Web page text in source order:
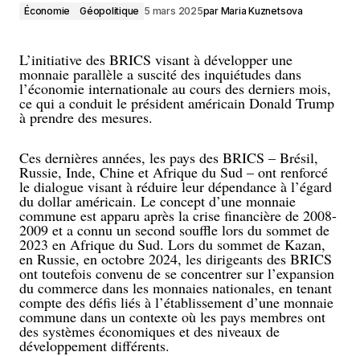
Économie Géopolitique 5 mars 2025par Maria Kuznetsova
L’initiative des BRICS visant à développer une
monnaie parallèle a suscité des inquiétudes dans
l’économie internationale au cours des derniers mois,
ce qui a conduit le président américain Donald Trump
à prendre des mesures.
Ces dernières années, les pays des BRICS – Brésil,
Russie, Inde, Chine et Afrique du Sud – ont renforcé
le dialogue visant à réduire leur dépendance à l’égard
du dollar américain. Le concept d’une monnaie
commune est apparu après la crise financière de 2008-
2009 et a connu un second souffle lors du sommet de
2023 en Afrique du Sud. Lors du sommet de Kazan,
en Russie, en octobre 2024, les dirigeants des BRICS
ont toutefois convenu de se concentrer sur l’expansion
du commerce dans les monnaies nationales, en tenant
compte des défis liés à l’établissement d’une monnaie
commune dans un contexte où les pays membres ont
des systèmes économiques et des niveaux de
développement différents.